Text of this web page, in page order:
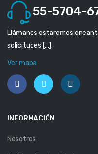
55-5704-
Llámanos estaremos
solicitudes […].
Ver mapa
INFORMACIÓN
Nosotros